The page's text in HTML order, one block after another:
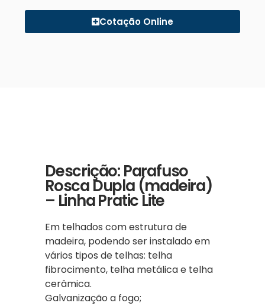
Cotação Online
Descrição: Parafuso
Rosca Dupla (madeira)
– Linha Pratic Lite
Em telhados com estrutura de
madeira, podendo ser instalado em
vários tipos de telhas: telha
fibrocimento, telha metálica e telha
cerâmica.
Galvanização a fogo;